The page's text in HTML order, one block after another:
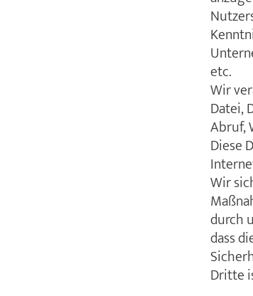
etc.
Wir
Datei,
Abruf,
Diese
Wir
durch
dass
Dritte